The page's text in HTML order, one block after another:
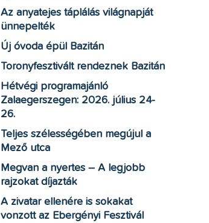
Az anyatejes táplálás világnapját
ünnepelték
Új óvoda épül Bazitán
Toronyfesztivált rendeznek Bazitán
Hétvégi programajánló
Zalaegerszegen: 2026. július 24-
26.
Teljes szélességében megújul a
Mező utca
Megvan a nyertes – A legjobb
rajzokat díjazták
A zivatar ellenére is sokakat
vonzott az Ebergényi Fesztivál